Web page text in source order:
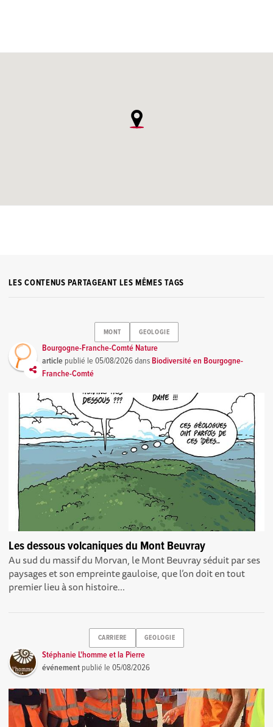
LES CONTENUS PARTAGEANT LES MÊMES TAGS
MONT GEOLOGIE
Bourgogne-Franche-Comté Nature
article publié le05/08/2026dansBiodiversité en Bourgogne-
Franche-Comté
Les dessous volcaniques du Mont Beuvray
Au sud du massif du Morvan, le Mont Beuvray séduit par ses
paysages et son empreinte gauloise, que l’on doit en tout
premier lieu à son histoire...
CARRIERE GEOLOGIE
Stéphanie L'homme et la Pierre
événement publié le05/08/2026